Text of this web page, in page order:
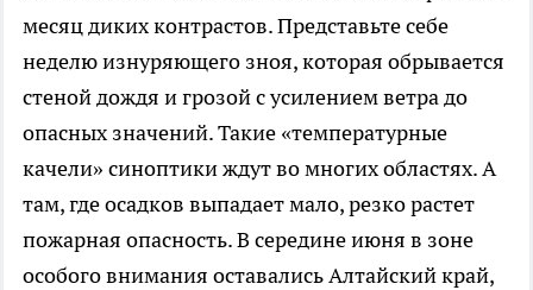
месяц диких контрастов. Представьте себе
неделю изнуряющего зноя, которая обрывается
стеной дождя и грозой с усилением ветра до
опасных значений. Такие «температурные
качели» синоптики ждут во многих областях. А
там, где осадков выпадает мало, резко растет
пожарная опасность. В середине июня в зоне
особого внимания оставались Алтайский край,